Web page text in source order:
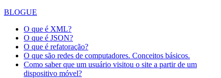
BLOGUE
O que é XML?
O que é JSON?
O que é refatoração?
O que são redes de computadores. Conceitos básicos.
Como saber que um usuário visitou o site a partir de um
dispositivo móvel?